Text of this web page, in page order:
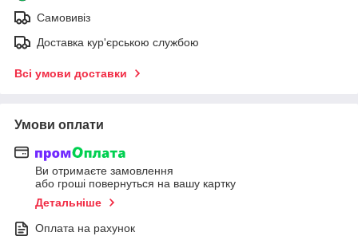
Самовивіз
Доставка кур'єрською службою
Всі умови доставки
Умови оплати
Ви отримаєте замовлення
або гроші повернуться на вашу картку
Детальніше
Оплата на рахунок